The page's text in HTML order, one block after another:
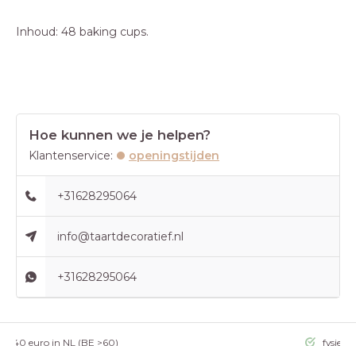
Inhoud: 48 baking cups.
Hoe kunnen we je helpen?
Klantenservice: openingstijden
+31628295064
info@taartdecoratief.nl
+31628295064
>40 euro in NL (BE >60) fysieke